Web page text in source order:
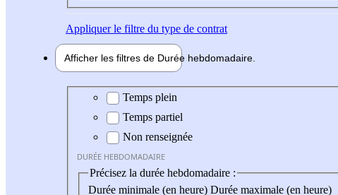
Appliquerle filtre du type de contrat
Afficher les filtres de Durée hebdomadaire
Durée hebdomadaire
Temps plein
Temps partiel
Non renseignée
DURÉE HEBDOMADAIRE
Précisez la durée hebdomadaire :
Durée minimale (en heure) Durée maximale (en heure)